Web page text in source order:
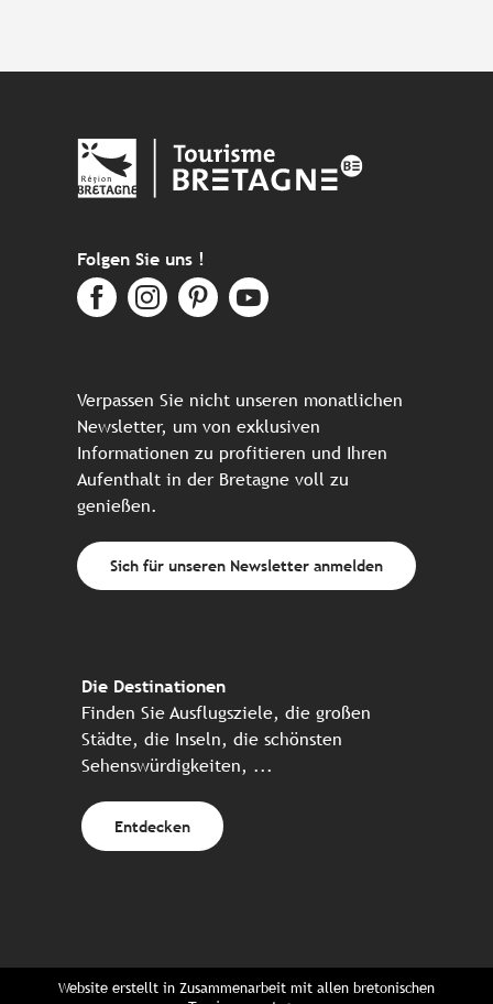
Folgen Sie uns !
Verpassen Sie nicht unseren monatlichen
Newsletter, um von exklusiven
Informationen zu profitieren und Ihren
Aufenthalt in der Bretagne voll zu
genießen.
Sich für unseren Newsletter anmelden
Die Destinationen
Finden Sie Ausflugsziele, die großen
Städte, die Inseln, die schönsten
Sehenswürdigkeiten, ...
Entdecken
Website erstellt in Zusammenarbeit mit allen bretonischen